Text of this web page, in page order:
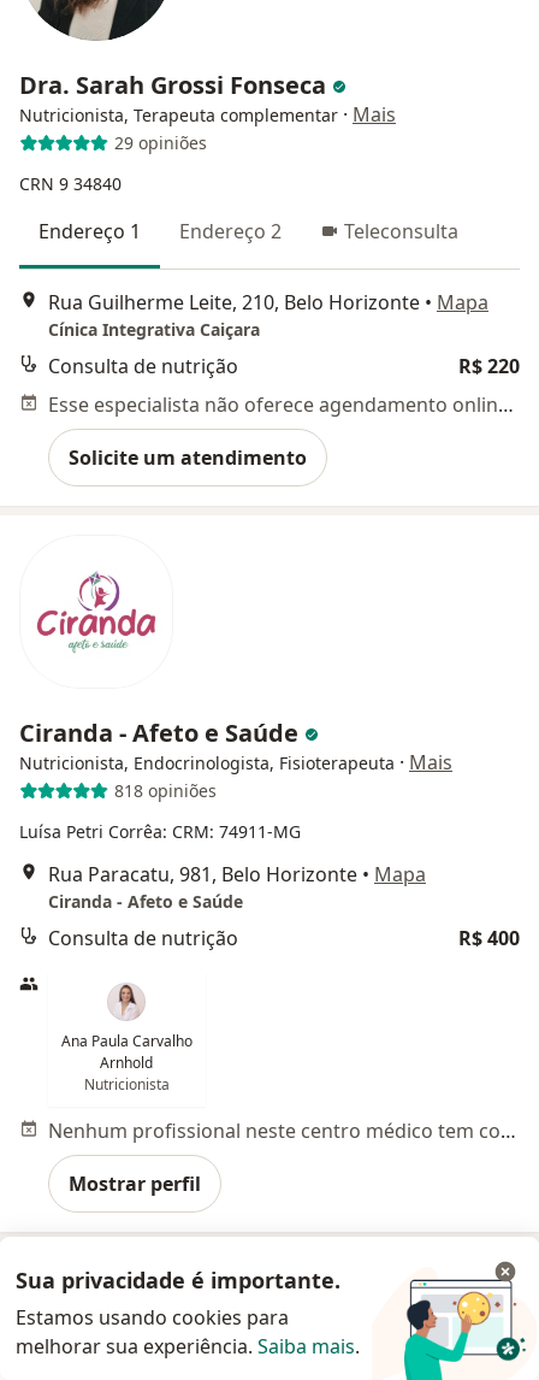
Dra. Sarah Grossi Fonseca
Nutricionista, Terapeuta complementar · Mais
29 opiniões
CRN 9 34840
Endereço 1 Endereço 2 Teleconsulta
Rua Guilherme Leite, 210, Belo Horizonte • Mapa
Cínica Integrativa Caiçara
Consulta de nutrição
R$ 220
Esse especialista não oferece agendamento online para esse endereço.
Solicite um atendimento
Ciranda - Afeto e Saúde
Nutricionista, Endocrinologista, Fisioterapeuta · Mais
818 opiniões
Luísa Petri Corrêa: CRM: 74911-MG
Rua Paracatu, 981, Belo Horizonte • Mapa
Ciranda - Afeto e Saúde
Consulta de nutrição R$ 400
Ana Paula Carvalho
Arnhold
Nutricionista
Nenhum profissional neste centro médico tem consultas disponíveis
Mostrar perfil
Sua privacidade é importante.
Estamos usando cookies para
melhorar sua experiência. Saiba mais.